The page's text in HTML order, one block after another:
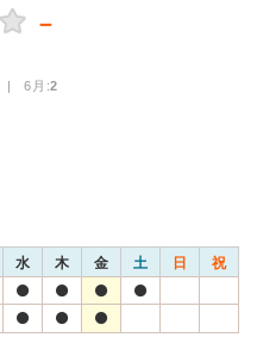
－
| 6月:2
水 木 金 土 日 祝